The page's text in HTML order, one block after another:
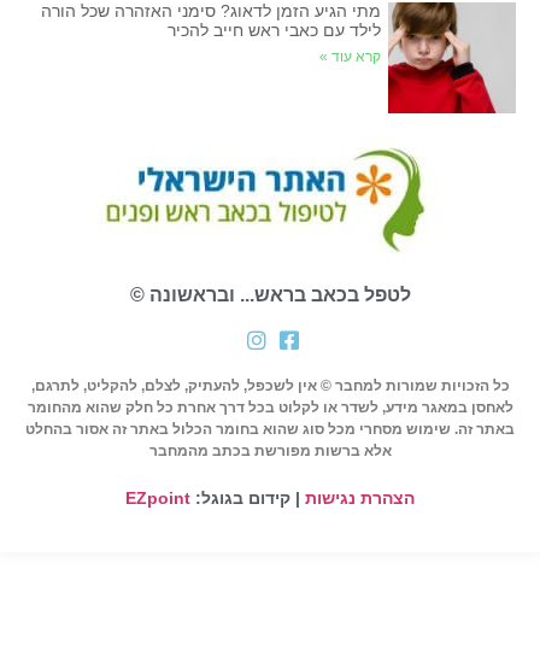
מתי הגיע הזמן לדאוג? סימני האזהרה שכל הורה
לילד עם כאבי ראש חייב להכיר
קרא עוד »
לטפל בכאב בראש... ובראשונה ©
כל הזכויות שמורות למחבר © אין לשכפל, להעתיק, לצלם, להקליט, לתרגם,
לאחסן במאגר מידע, לשדר או לקלוט בכל דרך אחרת כל חלק שהוא מהחומר
באתר זה. שימוש מסחרי מכל סוג שהוא בחומר הכלול באתר זה אסור בהחלט
אלא ברשות מפורשת בכתב מהמחבר
הצהרת נגישות| קידום בגוגל:EZpoint